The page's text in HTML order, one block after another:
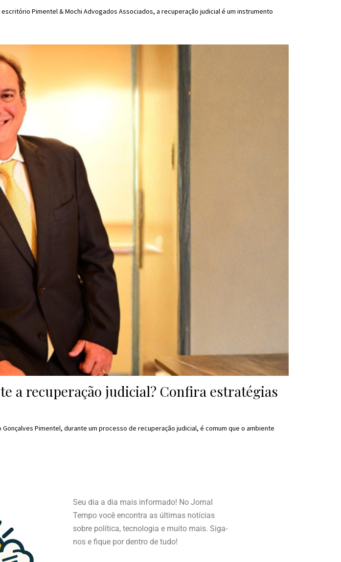
Pimentel & Mochi Advogados Associados, a recuperação judicial é um instrumento
a recuperação judicial? Confira estratégias
Pimentel, durante um processo de recuperação judicial, é comum que o ambiente
Seu dia a dia mais informado! No Jornal
Tempo você encontra as últimas notícias
sobre política, tecnologia e muito mais. Siga-
nos e fique por dentro de tudo!